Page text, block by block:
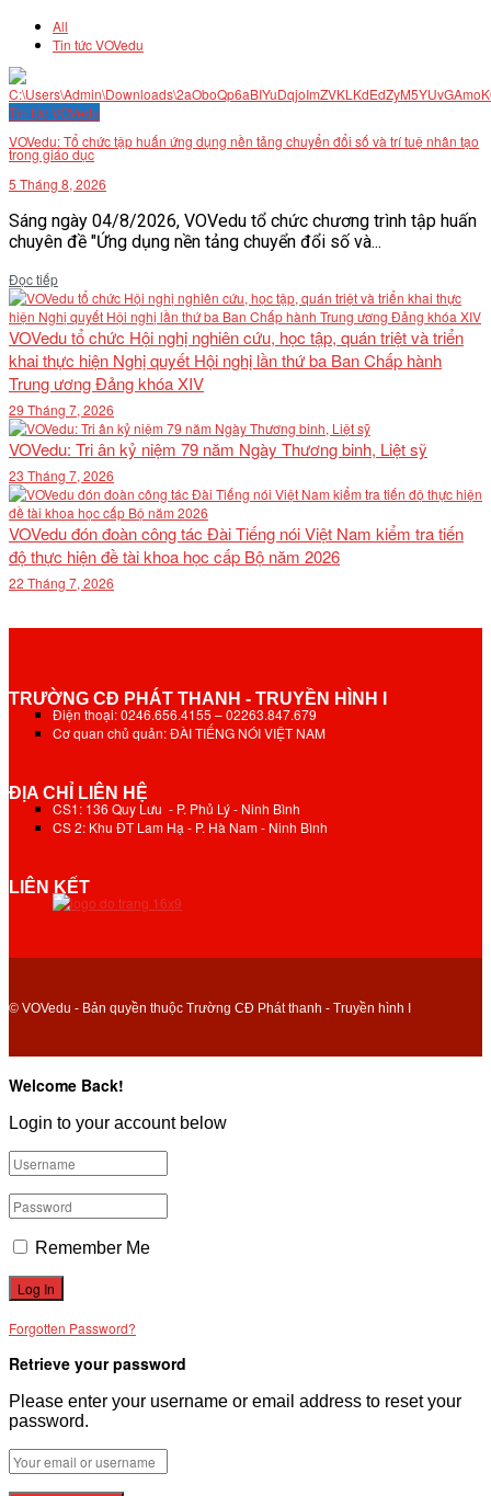
All
Tin tức VOVedu
Tin tức VOVedu
VOVedu: Tổ chức tập huấn ứng dụng nền tảng chuyển đổi số và trí tuệ nhân tạo
trong giáo dục
5 Tháng 8, 2026
Sáng ngày 04/8/2026, VOVedu tổ chức chương trình tập huấn
chuyên đề "Ứng dụng nền tảng chuyển đổi số và...
Đọc tiếpDetails
VOVedu tổ chức Hội nghị nghiên cứu, học tập, quán triệt và triển
khai thực hiện Nghị quyết Hội nghị lần thứ ba Ban Chấp hành
Trung ương Đảng khóa XIV
29 Tháng 7, 2026
VOVedu: Tri ân kỷ niệm 79 năm Ngày Thương binh, Liệt sỹ
23 Tháng 7, 2026
VOVedu đón đoàn công tác Đài Tiếng nói Việt Nam kiểm tra tiến
độ thực hiện đề tài khoa học cấp Bộ năm 2026
22 Tháng 7, 2026
TRƯỜNG CĐ PHÁT THANH - TRUYỀN HÌNH I
Điện thoại: 0246.656.4155 – 02263.847.679
Cơ quan chủ quản: ĐÀI TIẾNG NÓI VIỆT NAM
ĐỊA CHỈ LIÊN HỆ
CS1: 136 Quy Lưu - P. Phủ Lý - Ninh Bình
CS 2: Khu ĐT Lam Hạ - P. Hà Nam - Ninh Bình
LIÊN KẾT
© VOVedu - Bản quyền thuộc Trường CĐ Phát thanh - Truyền hình I
Welcome Back!
Login to your account below
Remember Me
Forgotten Password?
Retrieve your password
Please enter your username or email address to reset your
password.